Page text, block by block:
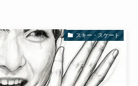
スキー・スケート